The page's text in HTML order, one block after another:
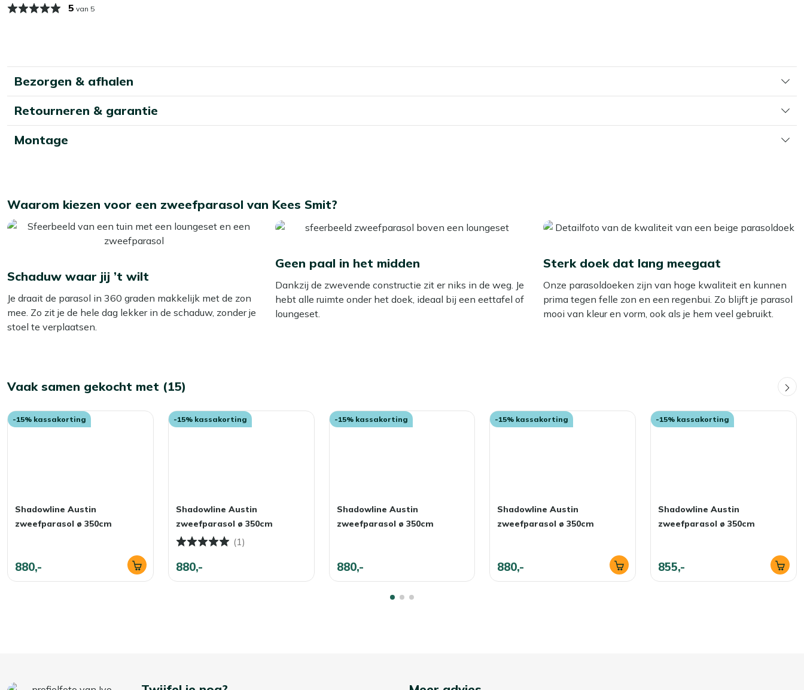
Een extra tip: zet je parasol in het najaar nog een keer open op een zonnige dag. Even laten luchten zorgt ervoor dat
5 van 5
Bezorgen & afhalen
Retourneren & garantie
Montage
Waarom kiezen voor een zweefparasol van Kees Smit?
Schaduw waar jij ’t wilt
Je draait de parasol in 360 graden makkelijk met de zon
mee. Zo zit je de hele dag lekker in de schaduw, zonder je
stoel te verplaatsen.
Geen paal in het midden
Dankzij de zwevende constructie zit er niks in de weg. Je
hebt alle ruimte onder het doek, ideaal bij een eettafel of
loungeset.
Sterk doek dat lang meegaat
Onze parasoldoeken zijn van hoge kwaliteit en kunnen
prima tegen felle zon en een regenbui. Zo blijft je parasol
mooi van kleur en vorm, ook als je hem veel gebruikt.
Vaak samen gekocht met (15)
-15% kassakorting
Shadowline Austin
zweefparasol ø 350cm
880,-
-15% kassakorting
Shadowline Austin
zweefparasol ø 350cm
(1)
880,-
-15% kassakorting
Shadowline Austin
zweefparasol ø 350cm
880,-
-15% kassakorting
Shadowline Austin
zweefparasol ø 350cm
880,-
-15% kassakorting
Shadowline Austin
zweefparasol ø 350cm
855,-